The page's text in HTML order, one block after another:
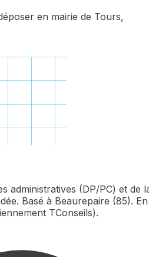
en mairie de Tours,
administratives (DP/PC) et de
Basé à Beaurepaire (85). En
TConseils).